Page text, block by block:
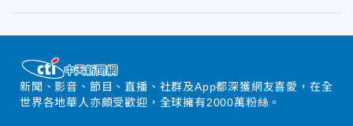
新聞、影音、節目、直播、社群及App都深獲網友喜愛，在全
世界各地華人亦頗受歡迎，全球擁有2000萬粉絲。